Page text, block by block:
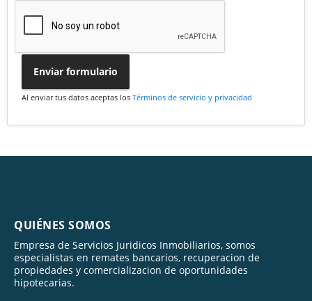
Enviar formulario
Al enviar tus datos aceptas los Términos de servicio y privacidad
QUIÉNES SOMOS
Empresa de Servicios Juridicos Inmobiliarios, somos
especialistas en remates bancarios, recuperacion de
propiedades y comercializacion de oportunidades
hipotecarias.